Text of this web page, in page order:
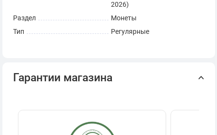
2026)
Раздел
Монеты
Тип
Регулярные
Гарантии магазина